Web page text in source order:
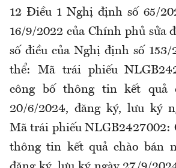
12 Điều 1 Nghị định số 65/
16/9/2022 của Chính phủ sửa
số điều của Nghị định số 153/
thể: Mã trái phiếu
công bố thông tin kết quả
20/6/2024, đăng ký, lưu ký
Mã trái phiếu NLGB2427002:
thông tin kết quả chào bán